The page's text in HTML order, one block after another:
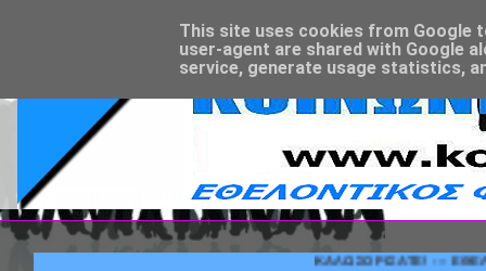
ΚΑΛΩΣΟΡΙΣΑΤΕ! ---
This site uses cookies from Google
user-agent are shared with Google
service, generate usage statistics,